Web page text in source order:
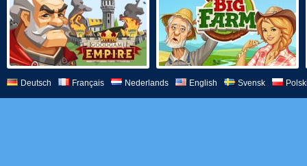
Deutsch Français Nederlands English Svensk